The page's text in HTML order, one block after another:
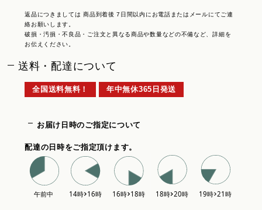
返品につきましては 商品到着後 7日間以内にお電話またはメールにてご連
絡お願いします。
破損・汚損・不良品・ご注文と異なる商品や数量などの不備など、詳細を
お伝えください。
送料・配達について
全国送料無料！ 年中無休365日発送
お届け日時のご指定について
配達の日時をご指定頂けます。